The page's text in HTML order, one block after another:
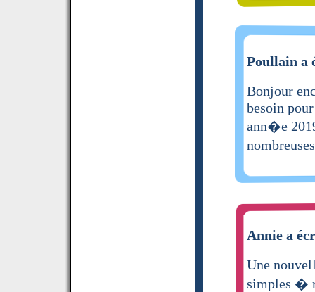
Poullain a
Bonjour
besoin
ann�e
Annie a
Une
simples �